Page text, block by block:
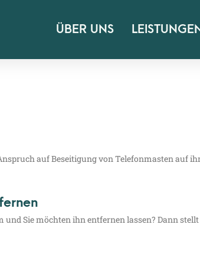
ÜBER UNS
auf Besei­ti­gung von Tele­fon­mas­ten auf
Sie möch­ten ihn ent­fer­nen las­sen? Dann